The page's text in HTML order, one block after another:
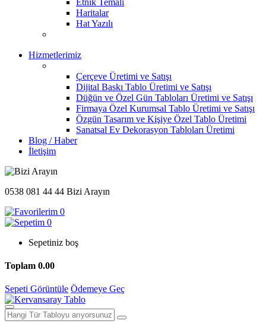
Haritalar
Hat Yazılı
Hizmetlerimiz
Çerçeve Üretimi ve Satışı
Dijital Baskı Tablo Üretimi ve Satışı
Düğün ve Özel Gün Tabloları Üretimi ve Satışı
Firmaya Özel Kurumsal Tablo Üretimi ve Satışı
Özgün Tasarım ve Kişiye Özel Tablo Üretimi
Sanatsal Ev Dekorasyon Tabloları Üretimi
Blog / Haber
İletişim
0538 081 44 44 Bizi Arayın
0
0
Sepetiniz boş
Toplam 0.00
Sepeti Görüntüle Ödemeye Geç